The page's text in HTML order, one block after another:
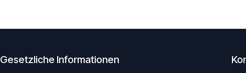
Gesetzliche Informationen